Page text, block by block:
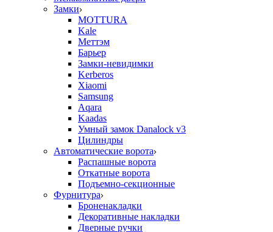
Замки
MOTTURA
Kale
Меттэм
Барьер
Замки-невидимки
Kerberos
Xiaomi
Samsung
Aqara
Kaadas
Умный замок Danalock v3
Цилиндры
Автоматические ворота
Распашные ворота
Откатные ворота
Подъемно-секционные
Фурнитура
Броненакладки
Декоративные накладки
Дверные ручки